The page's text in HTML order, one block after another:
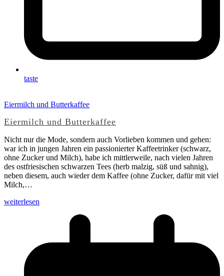
taste
Eiermilch und Butterkaffee
Eiermilch und Butterkaffee
Nicht nur die Mode, sondern auch Vorlieben kommen und gehen:
war ich in jungen Jahren ein passionierter Kaffeetrinker (schwarz,
ohne Zucker und Milch), habe ich mittlerweile, nach vielen Jahren
des ostfriesischen schwarzen Tees (herb malzig, süß und sahnig),
neben diesem, auch wieder dem Kaffee (ohne Zucker, dafür mit viel
Milch,…
weiterlesen